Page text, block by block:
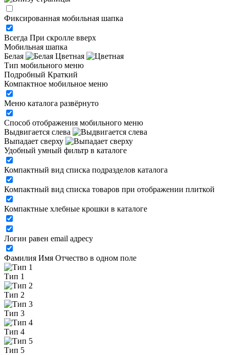
Фиксированная мобильная шапка
Всегда При скролле вверх
Мобильная шапка
Белая
Цветная
Тип мобильного меню
Подробный Краткий
Компактное мобильное меню
Меню каталога развёрнуто
Способ отображения мобильного меню
Выдвигается слева
Выпадает сверху
Удобный умный фильтр в каталоге
Компактный вид списка подразделов каталога
Компактный вид списка товаров при отображении плиткой
Компактные хлебные крошки в каталоге
Логин равен email адресу
Фамилия Имя Отчество в одном поле
Тип 1
Тип 2
Тип 3
Тип 4
Тип 5